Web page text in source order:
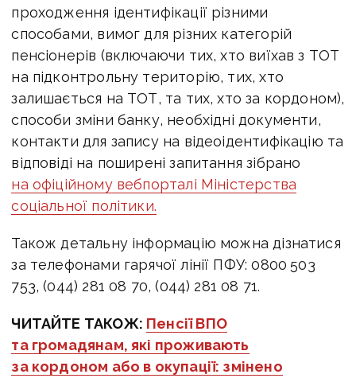
проходження ідентифікації різними
способами, вимог для різних категорій
пенсіонерів (включаючи тих, хто виїхав з ТОТ
на підконтрольну територію, тих, хто
залишається на ТОТ, та тих, хто за кордоном),
способи зміни банку, необхідні документи,
контакти для запису на відеоідентифікацію та
відповіді на поширені запитання зібрано
на офіційному вебпорталі Міністерства
соціальної політики.
Також детальну інформацію можна дізнатися
за телефонами гарячої лінії ПФУ: 0800 503
753, (044) 281 08 70, (044) 281 08 71.
ЧИТАЙТЕ ТАКОЖ: Пенсії ВПО
та громадянам, які проживають
за кордоном або в окупації: змінено